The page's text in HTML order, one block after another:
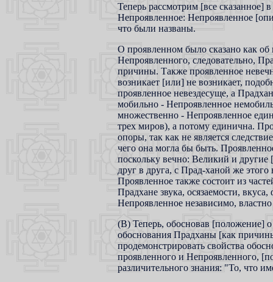
Теперь рассмотрим [все
Непроявленное: Непроявленное
что были названы.
О проявленном было сказано как
Непроявленного, следовательно,
причины. Также проявленное
возникает [или] не возникает,
проявленное невездесуще, а
мобильно - Непроявленное
множественно - Непроявленное
трех миров), а потому единична.
опоры, так как не является
чего она могла бы быть.
поскольку вечно: Великий и другие
друг в друга, с Прад-ханой же этого
Проявленное также состоит из
Прадхане звука, осязаемости,
Непроявленное независимо,
(В) Теперь, обосновав [положение]
обоснования Прадханы [как
продемонстрировать свойства
проявленного и Непроявленного,
различительного знания: "То, что